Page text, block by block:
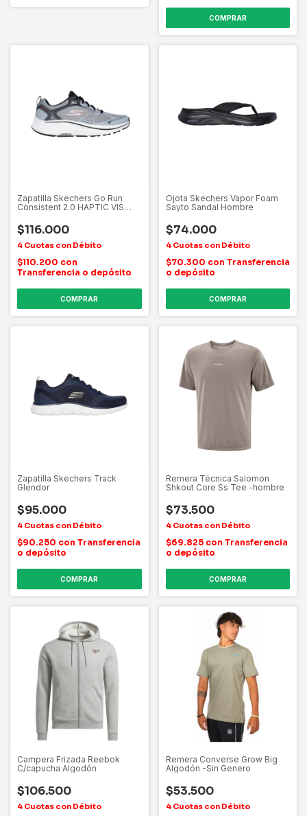
COMPRAR
Zapatilla Skechers Go Run
Consistent 2.0 HAPTIC VIS
$116.000
$110.200 con
Transferencia o depósito
COMPRAR
Ojota Skechers Vapor Foam
Sayto Sandal Hombre
$74.000
$70.300 con Transferencia
o depósito
COMPRAR
Zapatilla Skechers Track
Glendor
$95.000
$90.250 con Transferencia
o depósito
COMPRAR
Remera Técnica Salomon
Shkout Core Ss Tee -hombre
$73.500
$69.825 con Transferencia
o depósito
COMPRAR
Campera Frizada Reebok
C/capucha Algodón
$106.500
Remera Converse Grow Big
Algodón -Sin Genero
$53.500